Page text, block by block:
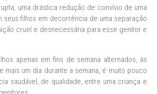
uma drástica redução de convívio de uma
seus filhos em decorrência de uma separação
cruel e desnecessária para esse genitor e
apenas em fins de semana alternados, às
mais um dia durante a semana, é muito pouco
saudável, de qualidade, entre uma criança e